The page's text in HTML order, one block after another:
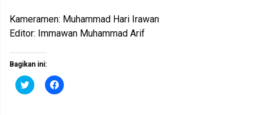
Kameramen: Muhammad Hari Irawan
Editor: Immawan Muhammad Arif
Bagikan ini:
K
l
K
l